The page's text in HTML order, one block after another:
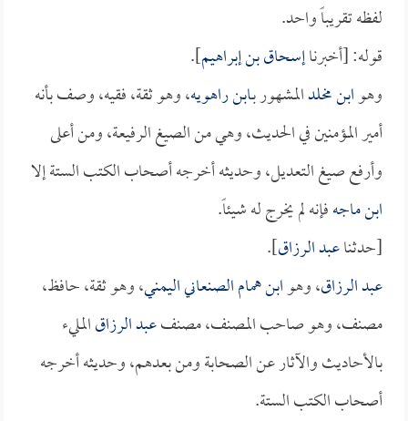
لفظه تقريباً واحد.
قوله: [أخبرناإسحاق بن إبراهيم].
وهوابن مخلدالمشهور بـابن راهويه، وهو ثقة، فقيه، وصف بأنه
أمير المؤمنين في الحديث، وهي من الصيغ الرفيعة، ومن أعلى
وأرفع صيغ التعديل، وحديثه أخرجه أصحاب الكتب الستة إلا
ابن ماجهفإنه لم يخرج له شيئاً.
[حدثناعبد الرزاق].
عبد الرزاق، وهوابن همام الصنعاني اليمني، وهو ثقة، حافظ،
مصنف، وهو صاحب المصنف، مصنفعبد الرزاقالمليء
بالأحاديث والآثار عن الصحابة ومن بعدهم، وحديثه أخرجه
أصحاب الكتب الستة.